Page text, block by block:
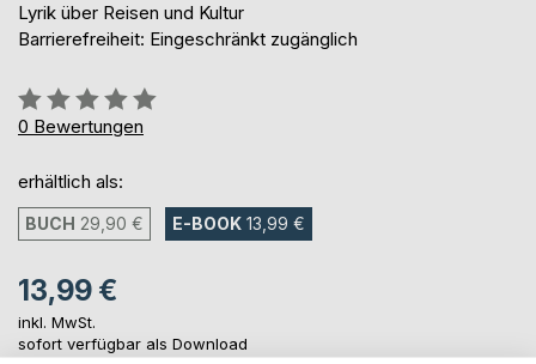
Lyrik über Reisen und Kultur
Barrierefreiheit: Eingeschränkt zugänglich
Bewertung::
0%
0 Bewertungen
erhältlich als:
BUCH 29,90 € E-BOOK 13,99 €
13,99 €
inkl. MwSt.
sofort verfügbar als Download